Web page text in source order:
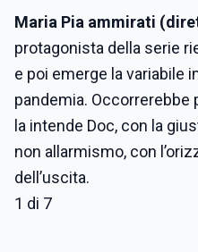
Maria Pia ammirati
protagonista della serie
e poi emerge la variabile
pandemia. Occorrerebbe
la intende Doc, con la
non allarmismo, con
dell’uscita.
1 di 7